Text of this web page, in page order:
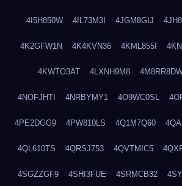
4I5H850W 4IL73M3I 4JGM8GIJ
4K2GFW1N 4K4KVN36 4KML855I
4KWTO3AT 4LXNH9M8
4NOFJHTI 4NRBYMY1 4O9WC0SL
4PE2DGG9 4PW810LS 4Q1M7Q60
4QL610TS 4QRSJ753 4QVTMIC5
4SGZZGF9 4SHI3FUE 4SRMCB32